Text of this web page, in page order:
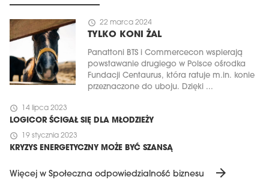
schedule 22 marca 2024
TYLKO KONI ŻAL
Panattoni BTS i Commercecon wspierają
powstawanie drugiego w Polsce ośrodka
Fundacji Centaurus, która ratuje m.in. konie
przeznaczone do uboju. Dzięki ...
schedule 14 lipca 2023
LOGICOR ŚCIGAŁ SIĘ DLA MŁODZIEŻY
schedule 19 stycznia 2023
KRYZYS ENERGETYCZNY MOŻE BYĆ SZANSĄ
Więcej w Społeczna odpowiedzialność biznesu arrow_forward